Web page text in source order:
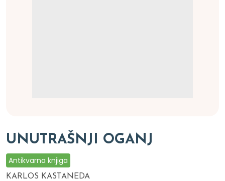
UNUTRAŠNJI OGANJ
Antikvarna knjiga
KARLOS KASTANEDA